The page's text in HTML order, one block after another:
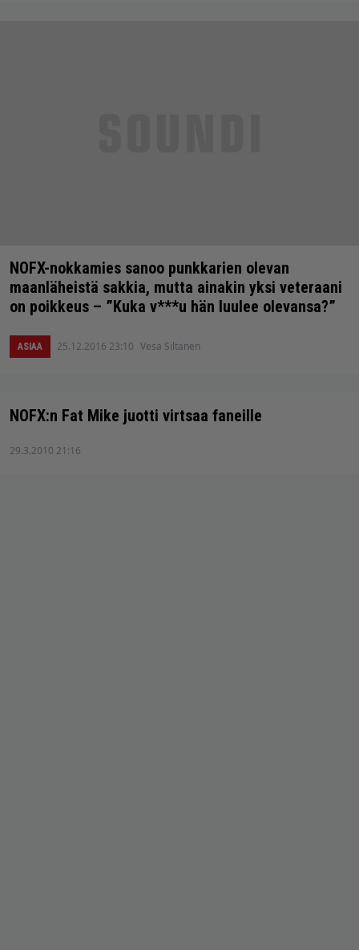
NOFX-nokkamies sanoo punkkarien olevan
maanläheistä sakkia, mutta ainakin yksi veteraani
on poikkeus – ”Kuka v***u hän luulee olevansa?”
ASIAA 25.12.2016 23:10 Vesa Siltanen
NOFX:n Fat Mike juotti virtsaa faneille
29.3.2010 21:16